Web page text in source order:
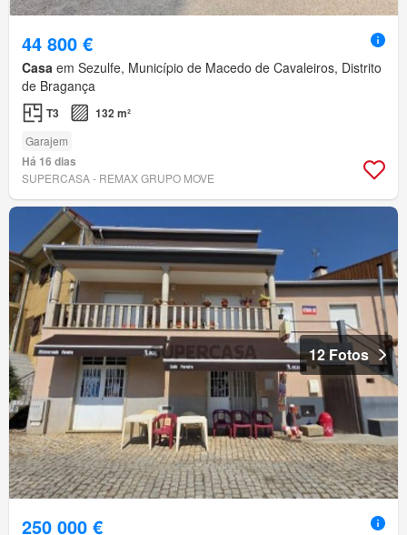
44 800 €
Casa em Sezulfe, Município de Macedo de Cavaleiros, Distrito
de Bragança
T3 132 m²
Garajem
Há 16 dias
SUPERCASA - REMAX GRUPO MOVE
12 Fotos
250 000 €